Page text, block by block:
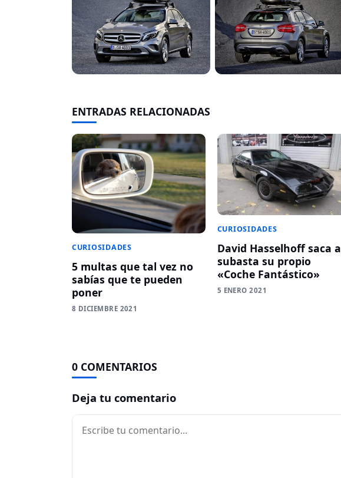
ENTRADAS RELACIONADAS
CURIOSIDADES
5 multas que tal vez no
sabías que te pueden
poner
8 DICIEMBRE 2021
CURIOSIDADES
David Hasselhoff saca a
subasta su propio
«Coche Fantástico»
5 ENERO 2021
0 COMENTARIOS
Deja tu comentario
Comentario